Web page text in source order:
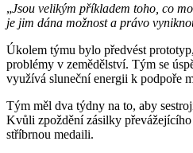
„Jsou velikým příkladem toho, co
je jim dána možnost a právo
Úkolem týmu bylo předvést
problémy v zemědělství. Tým se
využívá sluneční energii k podpoře
Tým měl dva týdny na to, aby
Kvůli zpoždění zásilky
stříbrnou medaili.